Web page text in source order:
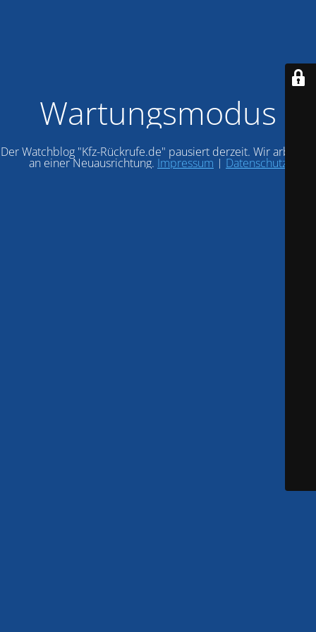
Wartungsmodus
Der Watchblog "Kfz-Rückrufe.de" pausiert derzeit. Wir arbeiten
an einer Neuausrichtung. Impressum | Datenschutz